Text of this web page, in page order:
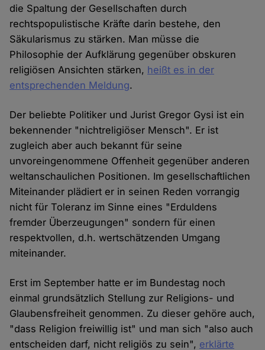
die Spaltung der Gesellschaften durch
rechtspopulistische Kräfte darin bestehe, den
Säkularismus zu stärken. Man müsse die
Philosophie der Aufklärung gegenüber obskuren
religiösen Ansichten stärken, heißt es in der
entsprechenden Meldung.
Der beliebte Politiker und Jurist Gregor Gysi ist ein
bekennender "nichtreligiöser Mensch". Er ist
zugleich aber auch bekannt für seine
unvoreingenommene Offenheit gegenüber anderen
weltanschaulichen Positionen. Im gesellschaftlichen
Miteinander plädiert er in seinen Reden vorrangig
nicht für Toleranz im Sinne eines "Erduldens
fremder Überzeugungen" sondern für einen
respektvollen, d.h. wertschätzenden Umgang
miteinander.
Erst im September hatte er im Bundestag noch
einmal grundsätzlich Stellung zur Religions- und
Glaubensfreiheit genommen. Zu dieser gehöre auch,
"dass Religion freiwillig ist" und man sich "also auch
entscheiden darf, nicht religiös zu sein", erklärte